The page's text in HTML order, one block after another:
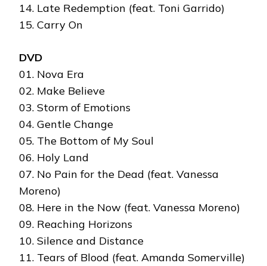
14. Late Redemption (feat. Toni Garrido)
15. Carry On
DVD
01. Nova Era
02. Make Believe
03. Storm of Emotions
04. Gentle Change
05. The Bottom of My Soul
06. Holy Land
07. No Pain for the Dead (feat. Vanessa
Moreno)
08. Here in the Now (feat. Vanessa Moreno)
09. Reaching Horizons
10. Silence and Distance
11. Tears of Blood (feat. Amanda Somerville)